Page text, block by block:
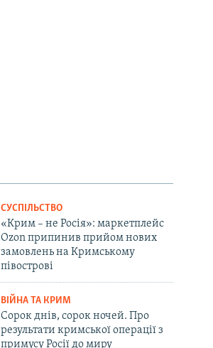
СУСПІЛЬСТВО
«Крим – не Росія»: маркетплейс
Ozon припинив прийом нових
замовлень на Кримському
півострові
ВІЙНА ТА КРИМ
Сорок днів, сорок ночей. Про
результати кримської операції з
примусу Росії до миру